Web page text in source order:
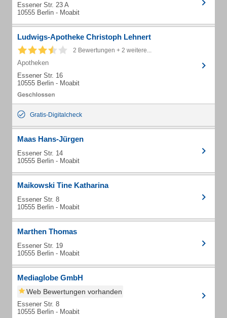
Essener Str. 23 A
10555 Berlin - Moabit
Ludwigs-Apotheke Christoph Lehnert
2 Bewertungen + 2 weitere...
Apotheken
Essener Str. 16
10555 Berlin - Moabit
Gratis-Digitalcheck
Maas Hans-Jürgen
Essener Str. 14
10555 Berlin - Moabit
Maikowski Tine Katharina
Essener Str. 8
10555 Berlin - Moabit
Marthen Thomas
Essener Str. 19
10555 Berlin - Moabit
Mediaglobe GmbH
Web Bewertungen vorhanden
Essener Str. 8
10555 Berlin - Moabit